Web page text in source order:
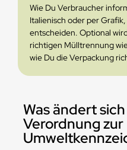
Wie Du Verbraucher
Italienisch oder per
entscheiden. Optional
richtigen Mülltrennung
wie Du die Verpackung
Was ändert
Verordnung zur